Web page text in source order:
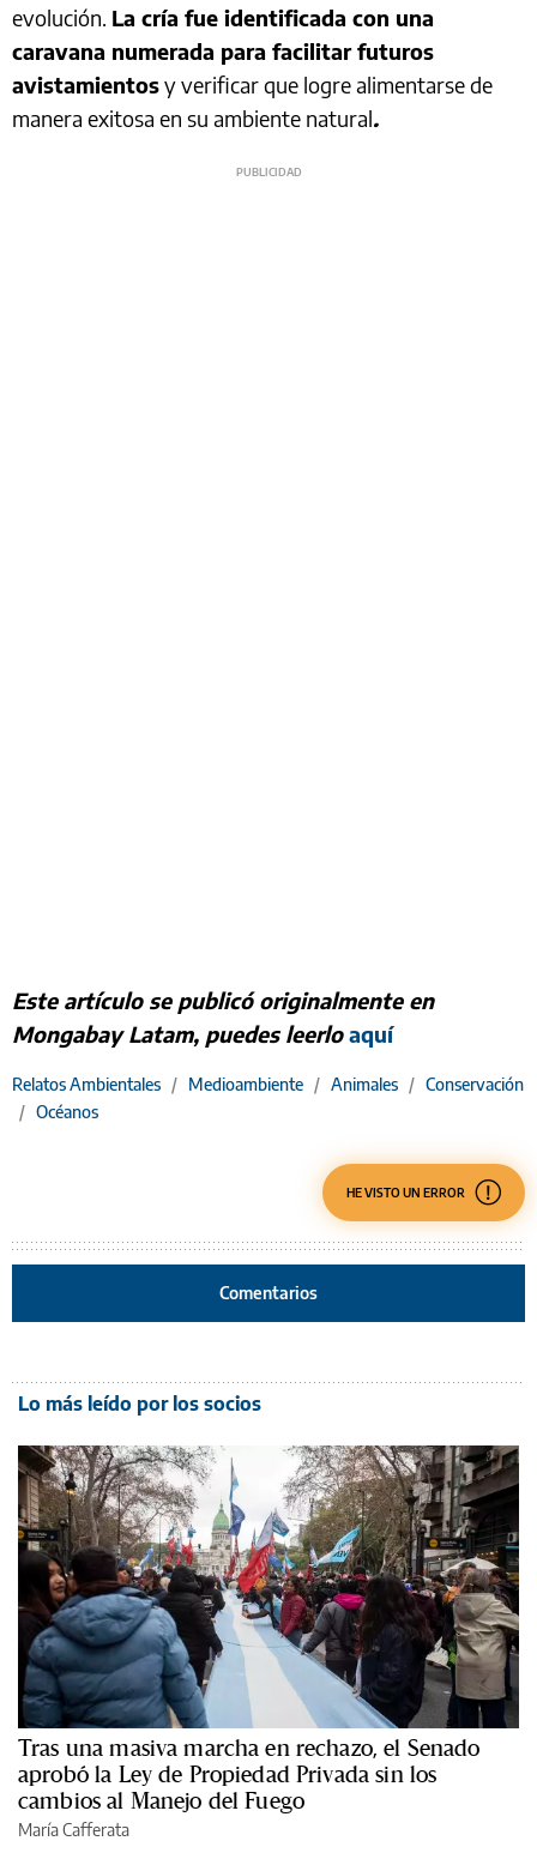
evolución. La cría fue identificada con una
caravana numerada para facilitar futuros
avistamientosy verificar que logre alimentarse de
manera exitosa en su ambiente natural.
Este artículo se publicó originalmente en
Mongabay Latam, puedes leerloaquí
Relatos Ambientales / Medioambiente / Animales / Conservación
/ Océanos
HE VISTO UN ERROR
Comentarios
Lo más leído por los socios
Tras una masiva marcha en rechazo, el Senado
aprobó la Ley de Propiedad Privada sin los
cambios al Manejo del Fuego
María Cafferata